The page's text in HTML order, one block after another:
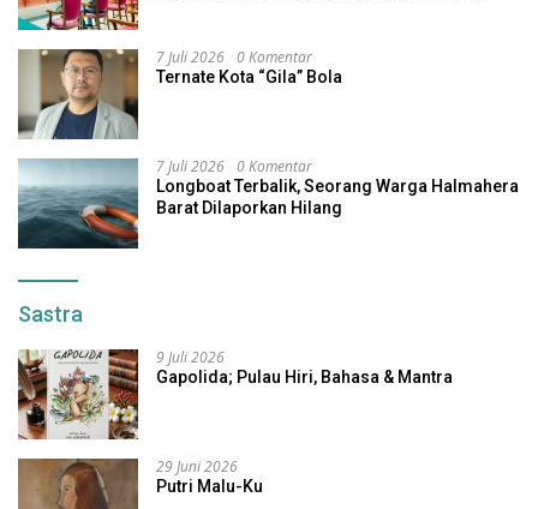
7 Juli 2026 0 Komentar
Ternate Kota “Gila” Bola
7 Juli 2026 0 Komentar
Longboat Terbalik, Seorang Warga Halmahera
Barat Dilaporkan Hilang
Sastra
9 Juli 2026
Gapolida; Pulau Hiri, Bahasa & Mantra
29 Juni 2026
Putri Malu-Ku